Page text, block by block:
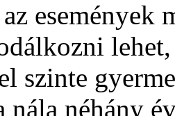
események
szinte
nála néhány